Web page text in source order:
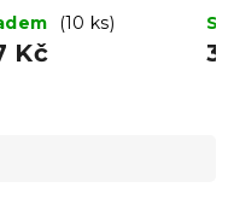
(10 ks)
Kč